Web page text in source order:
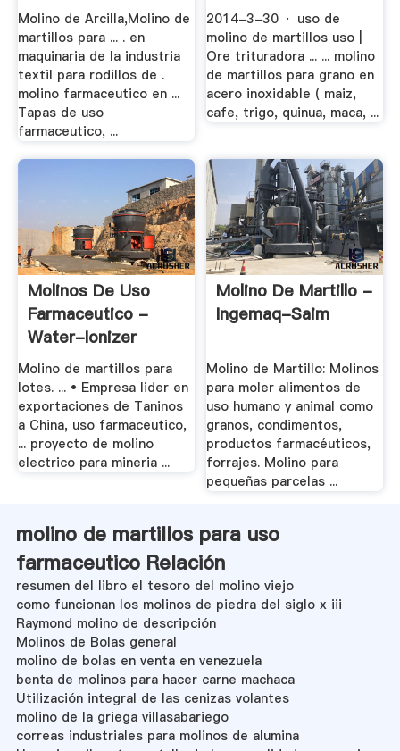
Molino de Arcilla,Molino de
martillos para ... . en
maquinaria de la industria
textil para rodillos de .
molino farmaceutico en ...
Tapas de uso
farmaceutico, ...
2014-3-30 · uso de
molino de martillos uso |
Ore trituradora ... ... molino
de martillos para grano en
acero inoxidable ( maiz,
cafe, trigo, quinua, maca, ...
Molinos De Uso
Farmaceutico -
Water-Ionizer
Molino de martillos para
lotes. ... • Empresa lider en
exportaciones de Taninos
a China, uso farmaceutico,
... proyecto de molino
electrico para mineria ...
Molino De Martillo -
Ingemaq-Saim
Molino de Martillo: Molinos
para moler alimentos de
uso humano y animal como
granos, condimentos,
productos farmacéuticos,
forrajes. Molino para
pequeñas parcelas ...
molino de martillos para uso
farmaceutico Relación
resumen del libro el tesoro del molino viejo
como funcionan los molinos de piedra del siglo x iii
Raymond molino de descripción
Molinos de Bolas general
molino de bolas en venta en venezuela
benta de molinos para hacer carne machaca
Utilización integral de las cenizas volantes
molino de la griega villasabariego
correas industriales para molinos de alumina